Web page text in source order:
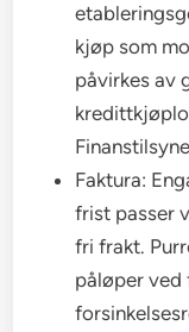
kjøp som
påvirkes av
Faktura:
frist passer
fri frakt.
påløper ved